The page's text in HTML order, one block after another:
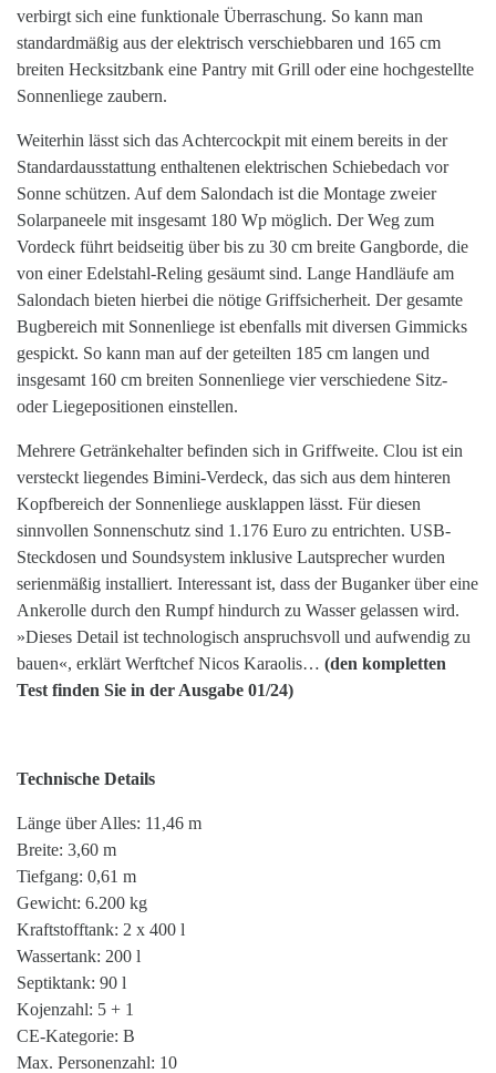
verbirgt sich eine funktionale Überraschung. So kann man
standardmäßig aus der elektrisch verschiebbaren und 165 cm
breiten Hecksitzbank eine Pantry mit Grill oder eine hochgestellte
Sonnenliege zaubern.
Weiterhin lässt sich das Achtercockpit mit einem bereits in der
Standardausstattung enthaltenen elektrischen Schiebedach vor
Sonne schützen. Auf dem Salondach ist die Montage zweier
Solarpaneele mit insgesamt 180 Wp möglich. Der Weg zum
Vordeck führt beidseitig über bis zu 30 cm breite Gangborde, die
von einer Edelstahl-Reling gesäumt sind. Lange Handläufe am
Salondach bieten hierbei die nötige Griffsicherheit. Der gesamte
Bugbereich mit Sonnenliege ist ebenfalls mit diversen Gimmicks
gespickt. So kann man auf der geteilten 185 cm langen und
insgesamt 160 cm breiten Sonnenliege vier verschiedene Sitz-
oder Liegepositionen einstellen.
Mehrere Getränkehalter befinden sich in Griffweite. Clou ist ein
versteckt liegendes Bimini-Verdeck, das sich aus dem hinteren
Kopfbereich der Sonnenliege ausklappen lässt. Für diesen
sinnvollen Sonnenschutz sind 1.176 Euro zu entrichten. USB-
Steckdosen und Soundsystem inklusive Lautsprecher wurden
serienmäßig installiert. Interessant ist, dass der Buganker über eine
Ankerolle durch den Rumpf hindurch zu Wasser gelassen wird.
»Dieses Detail ist technologisch anspruchsvoll und aufwendig zu
bauen«, erklärt Werftchef Nicos Karaolis… (den kompletten
Test finden Sie in der Ausgabe 01/24)
Technische Details
Länge über Alles: 11,46 m
Breite: 3,60 m
Tiefgang: 0,61 m
Gewicht: 6.200 kg
Kraftstofftank: 2 x 400 l
Wassertank: 200 l
Septiktank: 90 l
Kojenzahl: 5 + 1
CE-Kategorie: B
Max. Personenzahl: 10